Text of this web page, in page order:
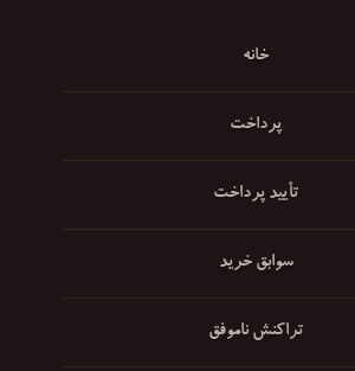
خانه
پرداخت
تأیید پرداخت
سوابق خرید
تراکنش ناموفق